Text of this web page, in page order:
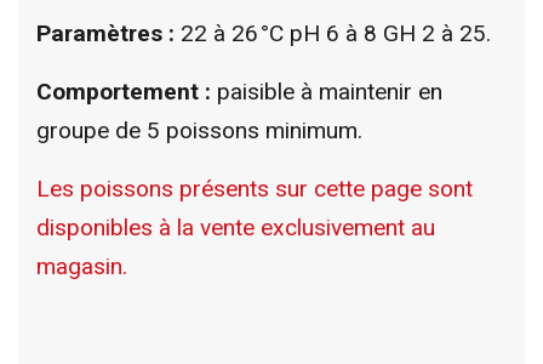
Paramètres : 22 à 26 °C pH 6 à 8 GH 2 à 25.
Comportement : paisible à maintenir en
groupe de 5 poissons minimum.
Les poissons présents sur cette page sont
disponibles à la vente exclusivement au
magasin.